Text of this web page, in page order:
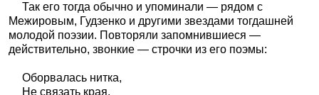
Так его тогда обычно и упоминали — рядом с
Межировым, Гудзенко и другими звездами тогдашней
молодой поэзии. Повторяли запомнившиеся —
действительно, звонкие — строчки из его поэмы:
Оборвалась нитка,
Не связать края.